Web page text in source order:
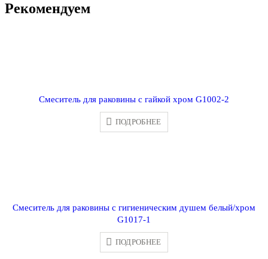
Рекомендуем
Смеситель для раковины с гайкой хром G1002-2
ПОДРОБНЕЕ
Смеситель для раковины с гигиеническим душем белый/хром
G1017-1
ПОДРОБНЕЕ